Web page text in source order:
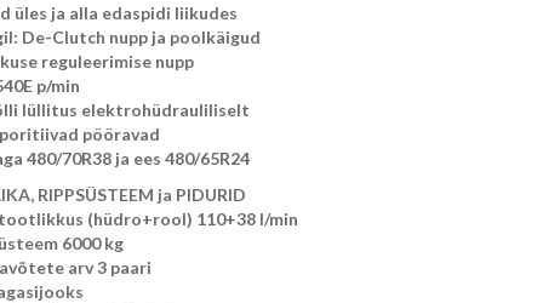
üles ja alla edaspidi liikudes
De-Clutch nupp ja poolkäigud
reguleerimise nupp
p/min
lüllitus elektrohüdrauliliselt
pööravad
480/70R38 ja ees 480/65R24
RIPPSÜSTEEM ja PIDURID
(hüdro+rool) 110+38 l/min
6000 kg
arv 3 paari